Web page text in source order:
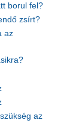
borul fel?
zsírt?
az
az